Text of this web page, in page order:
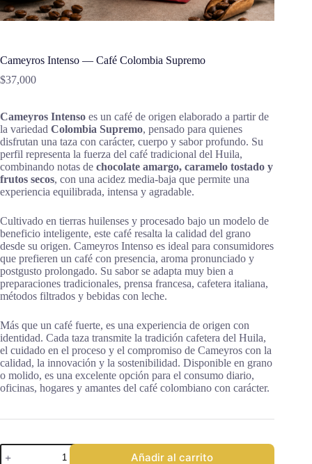
Cameyros Intenso — Café Colombia Supremo
$37,000
Cameyros Intenso es un café de origen elaborado a partir de
la variedad Colombia Supremo, pensado para quienes
disfrutan una taza con carácter, cuerpo y sabor profundo. Su
perfil representa la fuerza del café tradicional del Huila,
combinando notas de chocolate amargo, caramelo tostado y
frutos secos, con una acidez media-baja que permite una
experiencia equilibrada, intensa y agradable.
Cultivado en tierras huilenses y procesado bajo un modelo de
beneficio inteligente, este café resalta la calidad del grano
desde su origen. Cameyros Intenso es ideal para consumidores
que prefieren un café con presencia, aroma pronunciado y
postgusto prolongado. Su sabor se adapta muy bien a
preparaciones tradicionales, prensa francesa, cafetera italiana,
métodos filtrados y bebidas con leche.
Más que un café fuerte, es una experiencia de origen con
identidad. Cada taza transmite la tradición cafetera del Huila,
el cuidado en el proceso y el compromiso de Cameyros con la
calidad, la innovación y la sostenibilidad. Disponible en grano
o molido, es una excelente opción para el consumo diario,
oficinas, hogares y amantes del café colombiano con carácter.
Cameyros
Intenso
Añadir al carrito